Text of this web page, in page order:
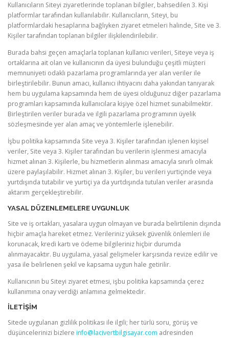
Kullanıcıların Siteyi ziyaretlerinde toplanan bilgiler, bahsedilen 3. Kişi
platformlar tarafından kullanılabilir. Kullanıcıların, Siteyi, bu
platformlardaki hesaplarına bağlıyken ziyaret etmeleri halinde, Site ve 3.
Kişiler tarafından toplanan bilgiler ilişkilendirilebilir.
Burada bahsi geçen amaçlarla toplanan kullanıcı verileri, Siteye veya iş
ortaklarına ait olan ve kullanıcının da üyesi bulunduğu çeşitli müşteri
memnuniyeti odaklı pazarlama programlarında yer alan veriler ile
birleştirilebilir. Bunun amacı, kullanıcı ihtiyacını daha yakından tanıyarak
hem bu uygulama kapsamında hem de üyesi olduğunuz diğer pazarlama
programları kapsamında kullanıcılara kişiye özel hizmet sunabilmektir.
Birleştirilen veriler burada ve ilgili pazarlama programının üyelik
sözleşmesinde yer alan amaç ve yöntemlerle işlenebilir.
İşbu politika kapsamında Site veya 3. Kişiler tarafından işlenen kişisel
veriler, Site veya 3. Kişiler tarafından bu verilerin işlenmesi amacıyla
hizmet alınan 3. Kişilerle, bu hizmetlerin alınması amacıyla sınırlı olmak
üzere paylaşılabilir. Hizmet alınan 3. Kişiler, bu verileri yurtiçinde veya
yurtdışında tutabilir ve yurtiçi ya da yurtdışında tutulan veriler arasında
aktarım gerçekleştirebilir.
YASAL DÜZENLEMELERE UYGUNLUK
Site ve iş ortakları, yasalara uygun olmayan ve burada belirtilenin dışında
hiçbir amaçla hareket etmez. Verileriniz yüksek güvenlik önlemleri ile
korunacak, kredi kartı ve ödeme bilgileriniz hiçbir durumda
alınmayacaktır. Bu uygulama, yasal gelişmeler karşısında revize edilir ve
yasa ile belirlenen şekil ve kapsama uygun hale getirilir.
Kullanıcının bu Siteyi ziyaret etmesi, işbu politika kapsamında çerez
kullanımına onay verdiği anlamına gelmektedir.
İLETIŞIM
Sitede uygulanan gizlilik politikası ile ilgili; her türlü soru, görüş ve
düşüncelerinizi bizlere info@lacivertbilgisayar.com adresinden